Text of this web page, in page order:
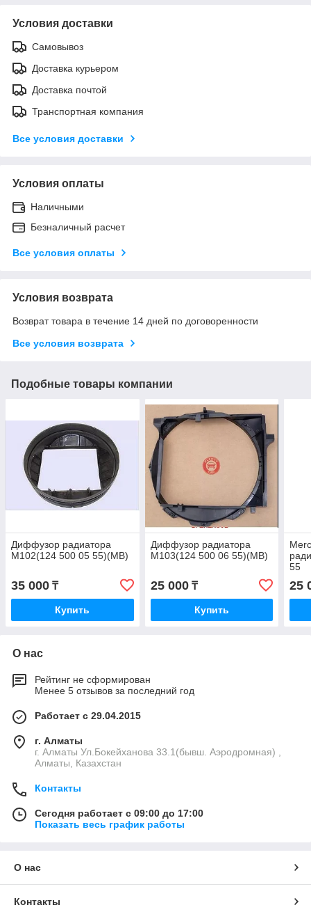
Условия доставки
Самовывоз
Доставка курьером
Доставка почтой
Транспортная компания
Все условия доставки
Условия оплаты
Наличными
Безналичный расчет
Все условия оплаты
Условия возврата
Возврат товара в течение 14 дней по договоренности
Все условия возврата
Подобные товары компании
Диффузор радиатора
M102(124 500 05 55)(MB)
35 000 ₸
Купить
Диффузор радиатора
M103(124 500 06 55)(MB)
25 000₸
Купить
55
25
О нас
Рейтинг не сформирован
Менее 5 отзывов за последний год
Работает с 29.04.2015
г. Алматы
г. Алматы Ул.Бокейханова 33.1(бывш. Аэродромная) ,
Алматы, Казахстан
Контакты
Сегодня работает с 09:00 до 17:00
Показать весь график работы
О нас
Контакты